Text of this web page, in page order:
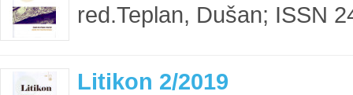
red.Teplan, Dušan; ISSN
Litikon 2/2019